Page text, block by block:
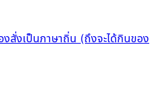
สั่งเป็นภาษาถิ่น (ถึงจะได้กินของ